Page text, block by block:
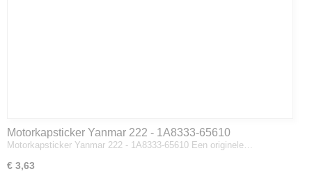
Motorkapsticker Yanmar 222 - 1A8333-65610
Motorkapsticker Yanmar 222 - 1A8333-65610 Een originele…
€ 3,63